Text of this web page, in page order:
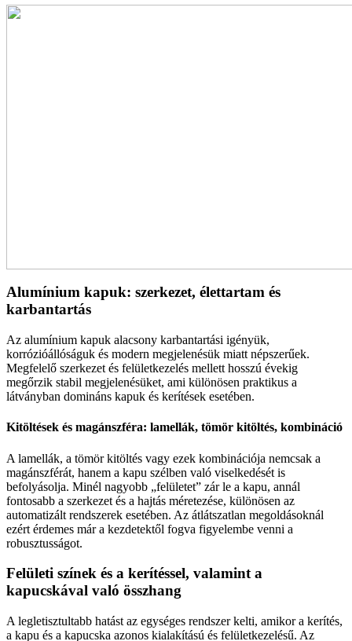
Alumínium kapuk: szerkezet, élettartam és
karbantartás
Az alumínium kapuk alacsony karbantartási igényük,
korrózióállóságuk és modern megjelenésük miatt népszerűek.
Megfelelő szerkezet és felületkezelés mellett hosszú évekig
megőrzik stabil megjelenésüket, ami különösen praktikus a
látványban domináns kapuk és kerítések esetében.
Kitöltések és magánszféra: lamellák, tömör kitöltés, kombináció
A lamellák, a tömör kitöltés vagy ezek kombinációja nemcsak a
magánszférát, hanem a kapu szélben való viselkedését is
befolyásolja. Minél nagyobb „felületet” zár le a kapu, annál
fontosabb a szerkezet és a hajtás méretezése, különösen az
automatizált rendszerek esetében. Az átlátszatlan megoldásoknál
ezért érdemes már a kezdetektől fogva figyelembe venni a
robusztusságot.
Felületi színek és a kerítéssel, valamint a
kapucskával való összhang
A legletisztultabb hatást az egységes rendszer kelti, amikor a kerítés,
a kapu és a kapucska azonos kialakítású és felületkezelésű. Az